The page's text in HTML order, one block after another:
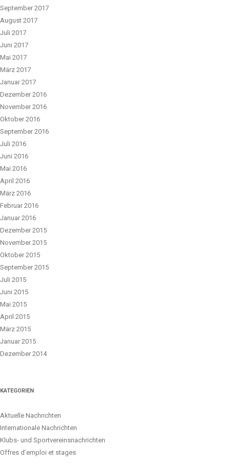
September 2017
August 2017
Juli 2017
Juni 2017
Mai 2017
März 2017
Januar 2017
Dezember 2016
November 2016
Oktober 2016
September 2016
Juli 2016
Juni 2016
Mai 2016
April 2016
März 2016
Februar 2016
Januar 2016
Dezember 2015
November 2015
Oktober 2015
September 2015
Juli 2015
Juni 2015
Mai 2015
April 2015
März 2015
Januar 2015
Dezember 2014
KATEGORIEN
Aktuelle Nachrichten
Internationale Nachrichten
Klubs- und Sportvereinsnachrichten
Offres d’emploi et stages